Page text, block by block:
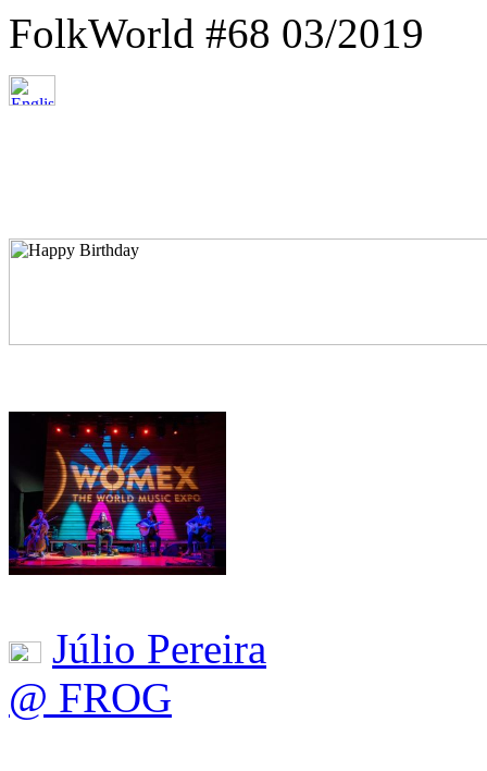
FolkWorld #68 03/2019
Júlio Pereira
@ FROG